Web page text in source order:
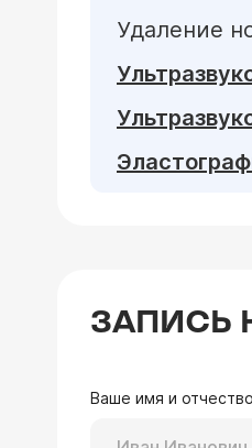
Удаление
ЗАПИСЬ
Ваше имя и